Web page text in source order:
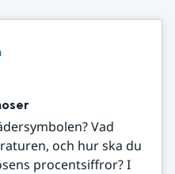
Vad
och hur ska du
procentsiffror? I